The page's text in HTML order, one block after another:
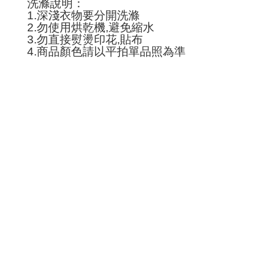
洗滌說明：
1.深淺衣物要分開洗滌
2.勿使用烘乾機,避免縮水
3.勿直接熨燙印花,貼布
4.商品顏色請以平拍單品照為準